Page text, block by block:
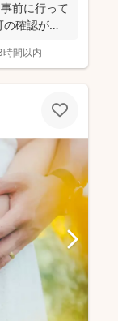
前に行って
確認が必
時間以内